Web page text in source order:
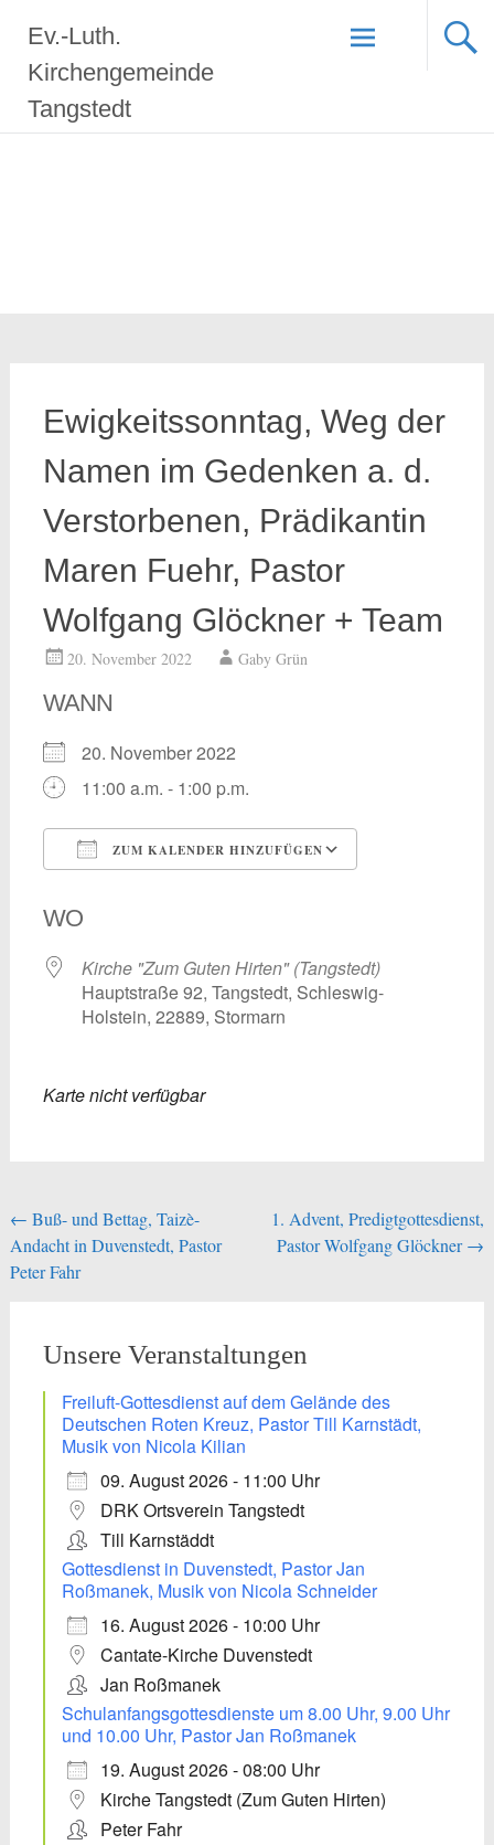
Inhalt
springen
Ev.-Luth.
Kirchengemeinde
Tangstedt
Ewigkeitssonntag, Weg der
Namen im Gedenken a. d.
Verstorbenen, Prädikantin
Maren Fuehr, Pastor
Wolfgang Glöckner + Team
20. November 2022 Gaby Grün
WANN
20. November 2022
11:00 a.m. - 1:00 p.m.
ZUM KALENDER HINZUFÜGEN
WO
Kirche "Zum Guten Hirten" (Tangstedt)
Hauptstraße 92, Tangstedt, Schleswig-
Holstein, 22889, Stormarn
Karte nicht verfügbar
Beitragsnavigation
← Buß- und Bettag, Taizè-
Andacht in Duvenstedt, Pastor
Peter Fahr
1. Advent, Predigtgottesdienst,
Pastor Wolfgang Glöckner→
Unsere Veranstaltungen
Freiluft-Gottesdienst auf dem Gelände des
Deutschen Roten Kreuz, Pastor Till Karnstädt,
Musik von Nicola Kilian
09. August 2026 - 11:00 Uhr
DRK Ortsverein Tangstedt
Till Karnstäddt
Gottesdienst in Duvenstedt, Pastor Jan
Roßmanek, Musik von Nicola Schneider
16. August 2026 - 10:00 Uhr
Cantate-Kirche Duvenstedt
Jan Roßmanek
Schulanfangsgottesdienste um 8.00 Uhr, 9.00 Uhr
und 10.00 Uhr, Pastor Jan Roßmanek
19. August 2026 - 08:00 Uhr
Kirche Tangstedt (Zum Guten Hirten)
Peter Fahr